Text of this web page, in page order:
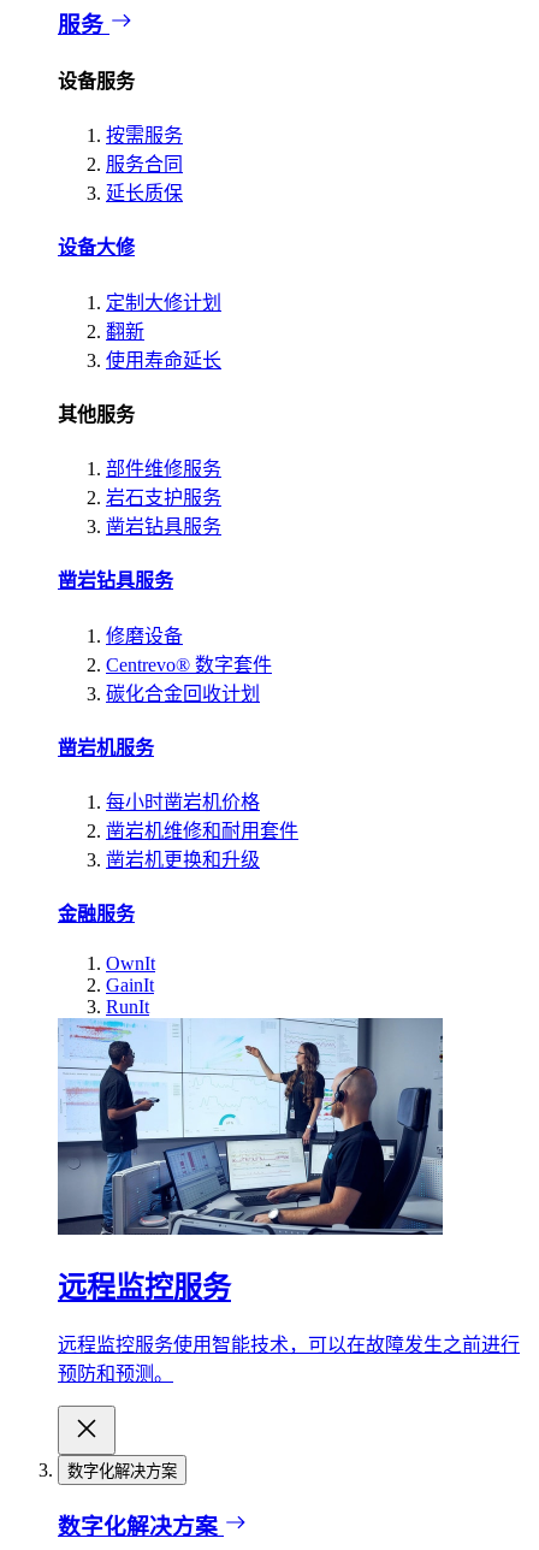
服务
设备服务
按需服务
服务合同
延长质保
设备大修
定制大修计划
翻新
使用寿命延长
其他服务
部件维修服务
岩石支护服务
凿岩钻具服务
凿岩钻具服务
修磨设备
Centrevo® 数字套件
碳化合金回收计划
凿岩机服务
每小时凿岩机价格
凿岩机维修和耐用套件
凿岩机更换和升级
金融服务
OwnIt
GainIt
RunIt
远程监控服务
远程监控服务使用智能技术，可以在故障发生之前进行
预防和预测。
数字化解决方案
数字化解决方案